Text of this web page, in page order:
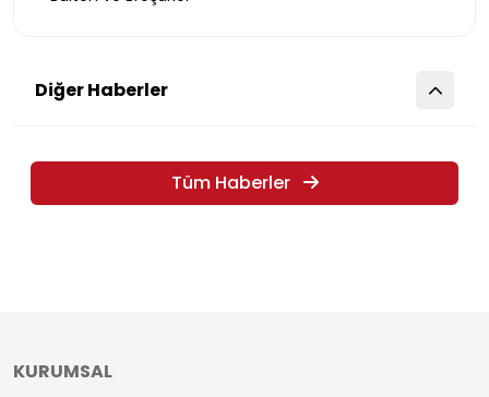
Diğer Haberler
Tüm Haberler
KURUMSAL